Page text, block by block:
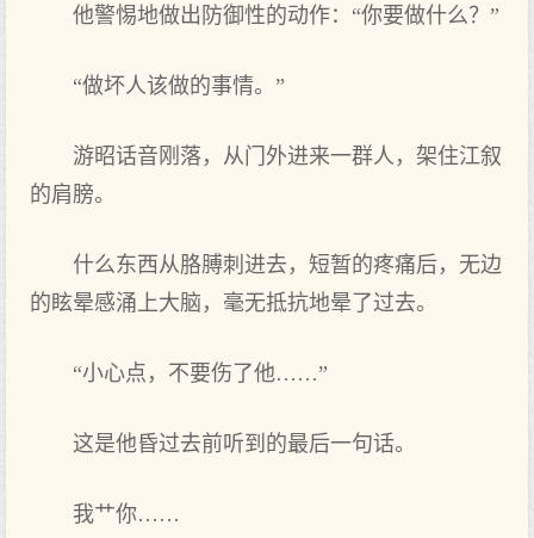
他警惕地做出防御性的动作：“你要做什么？”
“做坏人该做的事情。”
游昭话音刚落，从门外进来一群人，架住江叙
的肩膀。
什么东西从胳膊刺进去，短暂的疼痛后，无边
的眩晕感涌上大脑，毫无抵抗地晕了过去。
“小心点，不要伤了他……”
这是他昏过去前听到的最后一句话。
我艹你……